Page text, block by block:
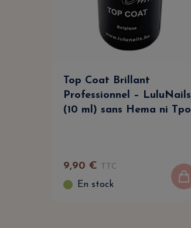
Top Coat Brillant
Professionnel – LuluNails
(10 ml) sans Hema ni Tpo
9,90 € TTC
En stock